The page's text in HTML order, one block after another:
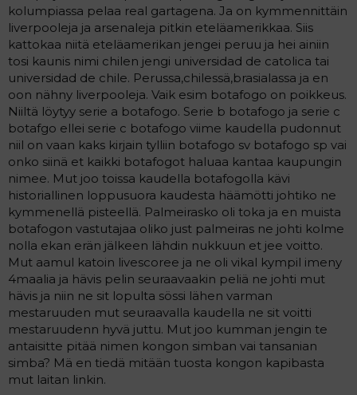
kolumpiassa pelaa real gartagena. Ja on kymmennittäin
liverpooleja ja arsenaleja pitkin eteläamerikkaa. Siis
kattokaa niitä eteläamerikan jengei peruu ja hei ainiin
tosi kaunis nimi chilen jengi universidad de catolica tai
universidad de chile. Perussa,chilessä,brasialassa ja en
oon nähny liverpooleja. Vaik esim botafogo on poikkeus.
Niiltä löytyy serie a botafogo. Serie b botafogo ja serie c
botafgo ellei serie c botafogo viime kaudella pudonnut
niil on vaan kaks kirjain tylliin botafogo sv botafogo sp vai
onko siinä et kaikki botafogot haluaa kantaa kaupungin
nimee. Mut joo toissa kaudella botafogolla kävi
historiallinen loppusuora kaudesta häämötti johtiko ne
kymmenellä pisteellä. Palmeirasko oli toka ja en muista
botafogon vastutajaa oliko just palmeiras ne johti kolme
nolla ekan erän jälkeen lähdin nukkuun et jee voitto.
Mut aamul katoin livescoree ja ne oli vikal kympil imeny
4maalia ja hävis pelin seuraavaakin peliä ne johti mut
hävis ja niin ne sit lopulta sössi lähen varman
mestaruuden mut seuraavalla kaudella ne sit voitti
mestaruudenn hyvä juttu. Mut joo kumman jengin te
antaisitte pitää nimen kongon simban vai tansanian
simba? Mä en tiedä mitään tuosta kongon kapibasta
mut laitan linkin.